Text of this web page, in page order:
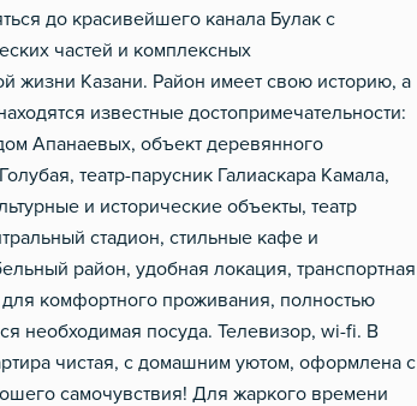
до красивейшего канала Булак с
частей и комплексных
жизни Казани. Район имеет свою историю, а
известные достопримечательности:
Апанаевых, объект деревянного
театр-парусник Галиаскара Камала,
и исторические объекты, театр
стадион, стильные кафе и
район, удобная локация, транспортная
комфортного проживания, полностью
необходимая посуда. Телевизор, wi-fi. В
чистая, с домашним уютом, оформлена с
самочувствия! Для жаркого времени